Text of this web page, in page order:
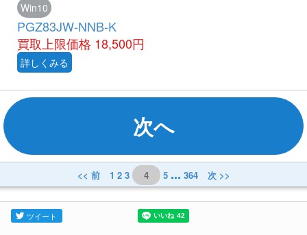
Win10
PGZ83JW-NNB-K
買取上限価格 18,500円
詳しくみる
次へ
<< 前 1 2 3 4 5 ... 364 次 >>